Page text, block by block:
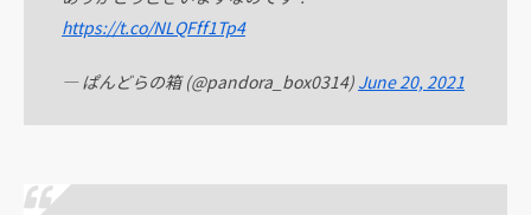
https://t.co/NLQFff1Tp4
— ぱんどらの箱 (@pandora_box0314) June 20, 2021